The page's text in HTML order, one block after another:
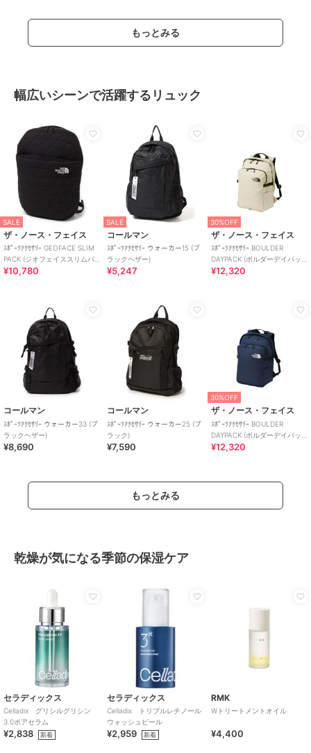
もっとみる
幅広いシーンで活躍するリュック
SALE
ザ・ノース・フェイス
ｽﾎﾟｰﾂｱｸｾｻﾘｰ GEOFACE SLIM
PACK (ジオフェイススリムパ
ック)
¥10,780
SALE
コールマン
ｽﾎﾟｰﾂｱｸｾｻﾘｰ ウォーカー15 (ブ
ラックヘザー)
¥5,247
30%OFF
ザ・ノース・フェイス
ｽﾎﾟｰﾂｱｸｾｻﾘｰ BOULDER
DAYPACK (ボルダーデイパッ
ク)
¥12,320
コールマン
ｽﾎﾟｰﾂｱｸｾｻﾘｰ ウォーカー33 (ブ
ラックヘザー)
¥8,690
コールマン
ｽﾎﾟｰﾂｱｸｾｻﾘｰ ウォーカー25 (ブ
ラック)
¥7,590
30%OFF
ザ・ノース・フェイス
ｽﾎﾟｰﾂｱｸｾｻﾘｰ BOULDER
DAYPACK (ボルダーデイパッ
ク)
¥12,320
もっとみる
乾燥が気になる季節の保湿ケア
セラディックス
Celladix グリシルグリシン
3.0ポアセラム
¥2,838 新着
セラディックス
Celladix トリプルレチノール
ウォッシュピール
¥2,959 新着
RMK
Wトリートメントオイル
¥4,400